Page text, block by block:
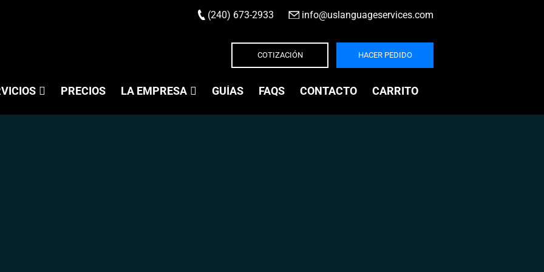
(240) 673-2933 info@uslanguageservices.com
COTIZACIÓN HACER PEDIDO
PRECIOS LA EMPRESA GUÍAS FAQS CONTACTO CARRITO